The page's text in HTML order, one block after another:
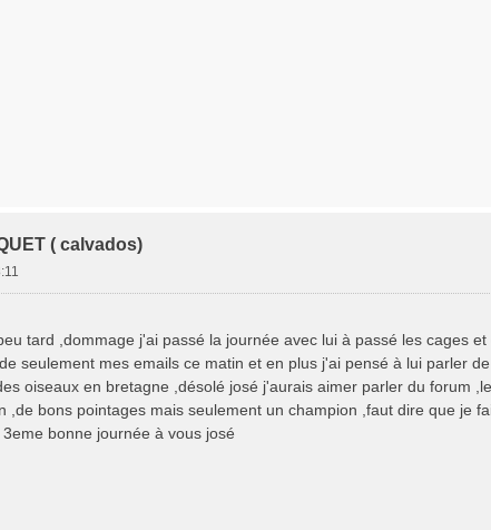
( calvados)
tard ,dommage j'ai passé la journée avec lui à passé les cages
seulement mes emails ce matin et en plus j'ai pensé à lui parler
oiseaux en bretagne ,désolé josé j'aurais aimer parler du forum
,de bons pointages mais seulement un champion ,faut dire que je
bonne journée à vous josé